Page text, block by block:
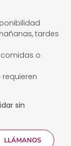
tardes
o
sin
LLÁMANOS